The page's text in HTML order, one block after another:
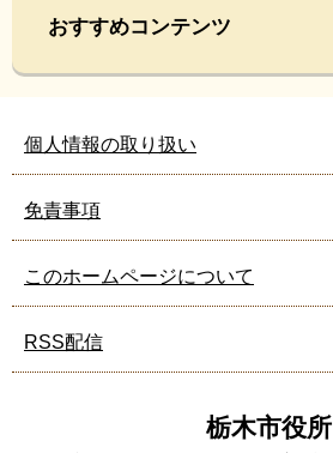
おすすめコンテンツ
個人情報の取り扱い
免責事項
このホームページについて
RSS配信
栃木市役所